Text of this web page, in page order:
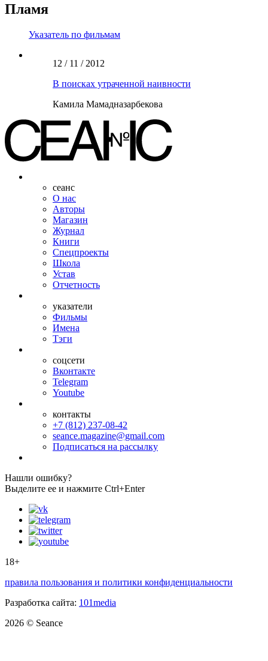
Пламя
Указатель по фильмам
12 / 11 / 2012
В поисках утраченной наивности
Камила Мамадназарбекова
сеанс
О нас
Авторы
Магазин
Журнал
Книги
Спецпроекты
Школа
Устав
Отчетность
указатели
Фильмы
Имена
Тэги
соцсети
Вконтакте
Telegram
Youtube
контакты
+7 (812) 237-08-42
seance.magazine@gmail.com
Подписаться на рассылку
Нашли ошибку?
Выделите ее и нажмите Ctrl+Enter
18+
правила пользования и политики конфиденциальности
Разработка сайта: 101media
2026 © Seance